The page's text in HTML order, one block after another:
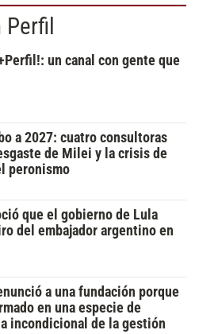
Perfil
un canal con gente que
a 2027: cuatro consultoras
de Milei y la crisis de
peronismo
que el gobierno de Lula
del embajador argentino en
a una fundación porque
en una especie de
incondicional de la gestión